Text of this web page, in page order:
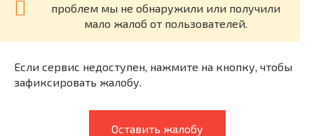
проблем мы не обнаружили или получили
мало жалоб от пользователей.
Если сервис недоступен, нажмите на кнопку, чтобы
зафиксировать жалобу.
Оставить жалобу